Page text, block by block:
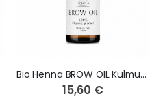
Bio Henna BROW OIL Kulmude kasvu soodustav õli, 15 ml
15,60 €